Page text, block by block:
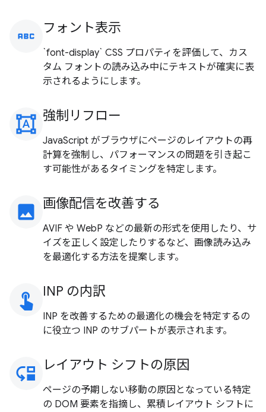
abc フォント表示
`font-display` CSS プロパティを評価して、カス
タム フォントの読み込み中にテキストが確実に表
示されるようにします。
format_shapes 強制リフロー
JavaScript がブラウザにページのレイアウトの再
計算を強制し、パフォーマンスの問題を引き起こ
す可能性があるタイミングを特定します。
image 画像配信を改善する
AVIF や WebP などの最新の形式を使用したり、サ
イズを正しく設定したりするなど、画像読み込み
を最適化する方法を提案します。
touch_app INP の内訳
INP を改善するための最適化の機会を特定するの
に役立つ INP のサブパートが表示されます。
move_down レイアウト シフトの原因
ページの予期しない移動の原因となっている特定
の DOM 要素を指摘し、累積レイアウト シフトに